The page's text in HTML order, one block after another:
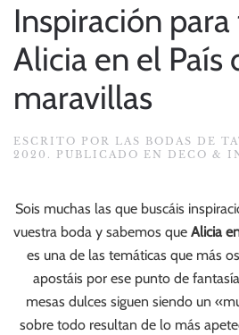
Inspiración
Alicia en el País
maravillas
ESCRITO POR LAS BODAS DE
2020 . PUBLICADO EN DECO &
Sois muchas las que buscáis
vuestra boda y sabemos que Alicia
es una de las temáticas que más
apostáis por ese punto de
mesas dulces siguen siendo un
sobre todo resultan de lo más